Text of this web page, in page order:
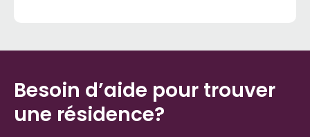
Besoin d’aide pour trouver
une résidence?